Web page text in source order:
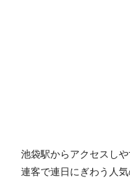
池袋駅からアクセスし
連客で連日にぎわう人気